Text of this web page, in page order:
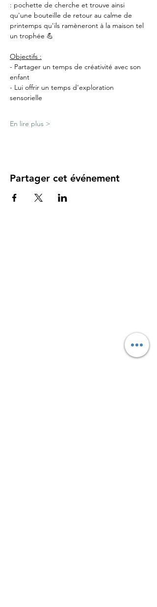
: pochette de cherche et trouve ainsi
qu'une bouteille de retour au calme de
printemps qu'ils ramèneront à la maison tel
un trophée 💪
Objectifs :
- Partager un temps de créativité avec son
enfant
- Lui offrir un temps d'exploration
sensorielle
En lire plus >
Partager cet événement